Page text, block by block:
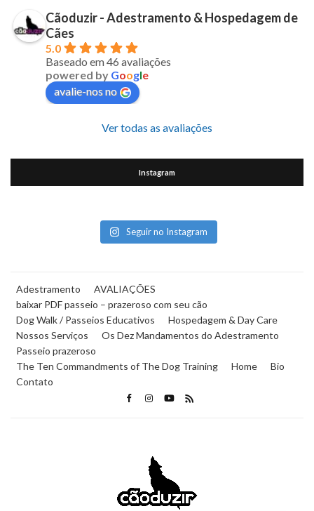
Cãoduzir - Adestramento & Hospedagem de
Cães
5.0
Baseado em 46 avaliações
powered by Google
avalie-nos no
Ver todas as avaliações
Instagram
Seguir no Instagram
Adestramento
AVALIAÇÕES
baixar PDF passeio – prazeroso com seu cão
Dog Walk / Passeios Educativos
Hospedagem & Day Care
Nossos Serviços
Os Dez Mandamentos do Adestramento
Passeio prazeroso
The Ten Commandments of The Dog Training
Home
Bio
Contato